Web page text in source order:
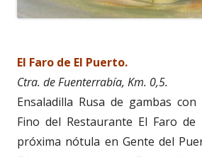
El Faro de El Puerto.
Ctra. de Fuenterrabía, Km. 0,5.
Ensaladilla Rusa de gambas
Fino del Restaurante El Faro
próxima nótula en Gente del